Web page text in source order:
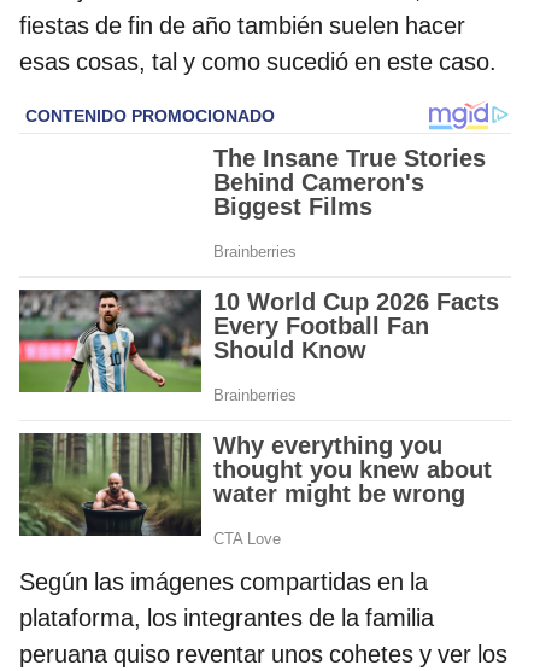
fiestas de fin de año también suelen hacer
esas cosas, tal y como sucedió en este caso.
Según las imágenes compartidas en la
plataforma, los integrantes de la familia
peruana quiso reventar unos cohetes y ver los